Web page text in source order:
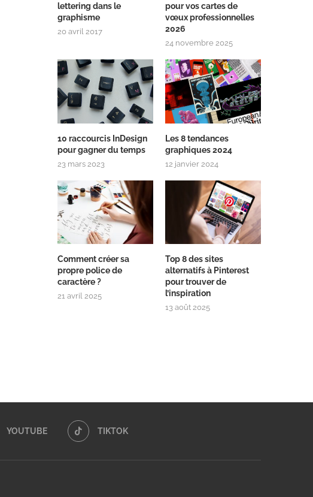
lettering dans le
graphisme
20 avril 2017
pour vos cartes de
vœux professionnelles
2026
24 novembre 2025
10 raccourcis InDesign
pour gagner du temps
23 mars 2023
Les 8 tendances
graphiques 2024
12 janvier 2024
Comment créer sa
propre police de
caractère ?
21 avril 2025
Top 8 des sites
alternatifs à Pinterest
pour trouver de
l’inspiration
13 août 2025
YOUTUBE TIKTOK